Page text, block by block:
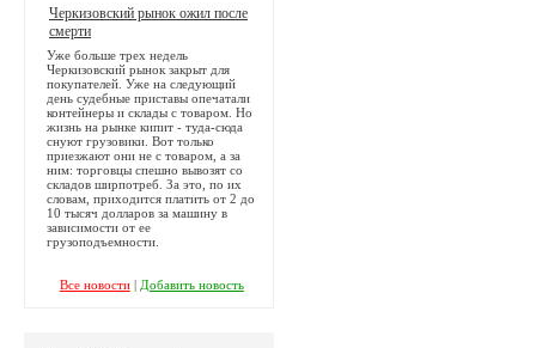
Черкизовский рынок ожил после
смерти
Уже больше трех недель
Черкизовский рынок закрыт для
покупателей. Уже на следующий
день судебные приставы опечатали
контейнеры и склады с товаром. Но
жизнь на рынке кипит - туда-сюда
снуют грузовики. Вот только
приезжают они не с товаром, а за
ним: торговцы спешно вывозят со
складов ширпотреб. За это, по их
словам, приходится платить от 2 до
10 тысяч долларов за машину в
зависимости от ее
грузоподъемности.
Все новости| Добавить новость